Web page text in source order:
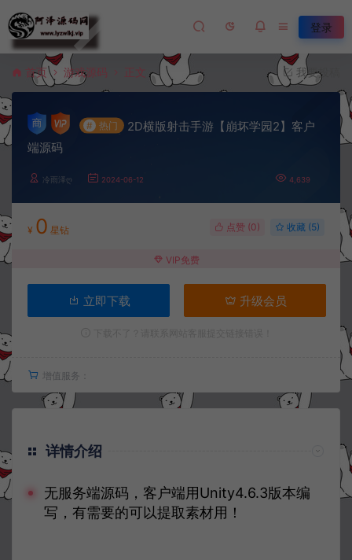
登录
首页 游戏源码 正文 我要投稿
# 热门
2D横版射击手游【崩坏学园2】客户
端源码
冷雨泽ღ 2024-06-12 4,639
¥ 0 星钻 点赞 (0) 收藏 (5)
VIP免费
立即下载 升级会员
增值服务：
详情介绍
无服务端源码，客户端用Unity4.6.3版本编
写，有需要的可以提取素材用！